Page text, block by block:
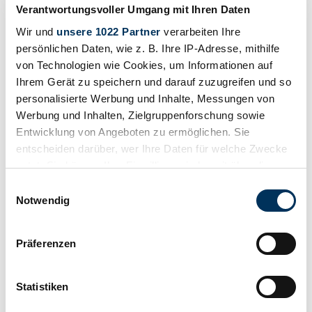
Verantwortungsvoller Umgang mit Ihren Daten
Wir und unsere 1022 Partner verarbeiten Ihre
persönlichen Daten, wie z. B. Ihre IP-Adresse, mithilfe
von Technologien wie Cookies, um Informationen auf
Ihrem Gerät zu speichern und darauf zuzugreifen und so
personalisierte Werbung und Inhalte, Messungen von
Werbung und Inhalten, Zielgruppenforschung sowie
Entwicklung von Angeboten zu ermöglichen. Sie
entscheiden darüber, wer Ihre Daten für welche Zwecke
nutzt. Sie können Ihre Einwilligung jederzeit über die
Trigger Symbol ändern oder widerrufen
Informationen über Ihre geografische Lage
können
Notwendig
Präferenzen
Statistiken
Risultati della ricerca
Attualmente non ci sono annunci corrispondenti alla tua ricerca.
Crea un avviso di ricerca
Venga notificato non appena viene pubblicato un annuncio che